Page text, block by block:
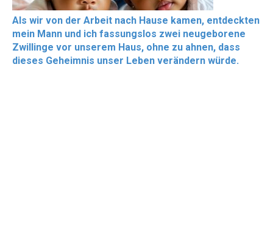
Als wir von der Arbeit nach Hause kamen, entdeckten
mein Mann und ich fassungslos zwei neugeborene
Zwillinge vor unserem Haus, ohne zu ahnen, dass
dieses Geheimnis unser Leben verändern würde.